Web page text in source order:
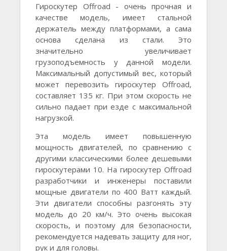
Гироскутер Offroad - очень прочная и
качестве модель, имеет стальной
держатель между платформами, а сама
основа сделана из стали. Это
значительно увеличивает
грузоподъемность у данной модели.
Максимальный допустимый вес, который
может перевозить гироскутер Offroad,
составляет 135 кг. При этом скорость не
сильно падает при езде с максимальной
нагрузкой.
Эта модель имеет повышенную
мощность двигателей, по сравнению с
другими классическими более дешевыми
гироскутерами 10. На гироскутер Offroad
разработчики и инженеры поставили
мощные двигатели по 400 Ватт каждый.
Эти двигатели способны разгонять эту
модель до 20 км/ч. Это очень высокая
скорость, и поэтому для безопасности,
рекомендуется надевать защиту для ног,
рук и для головы.